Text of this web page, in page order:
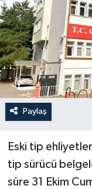
Paylaş
Eski tip
tip sürücü
süre 31 Ekim
İLÇELER
OTOPARK
TEKNOLOJİ